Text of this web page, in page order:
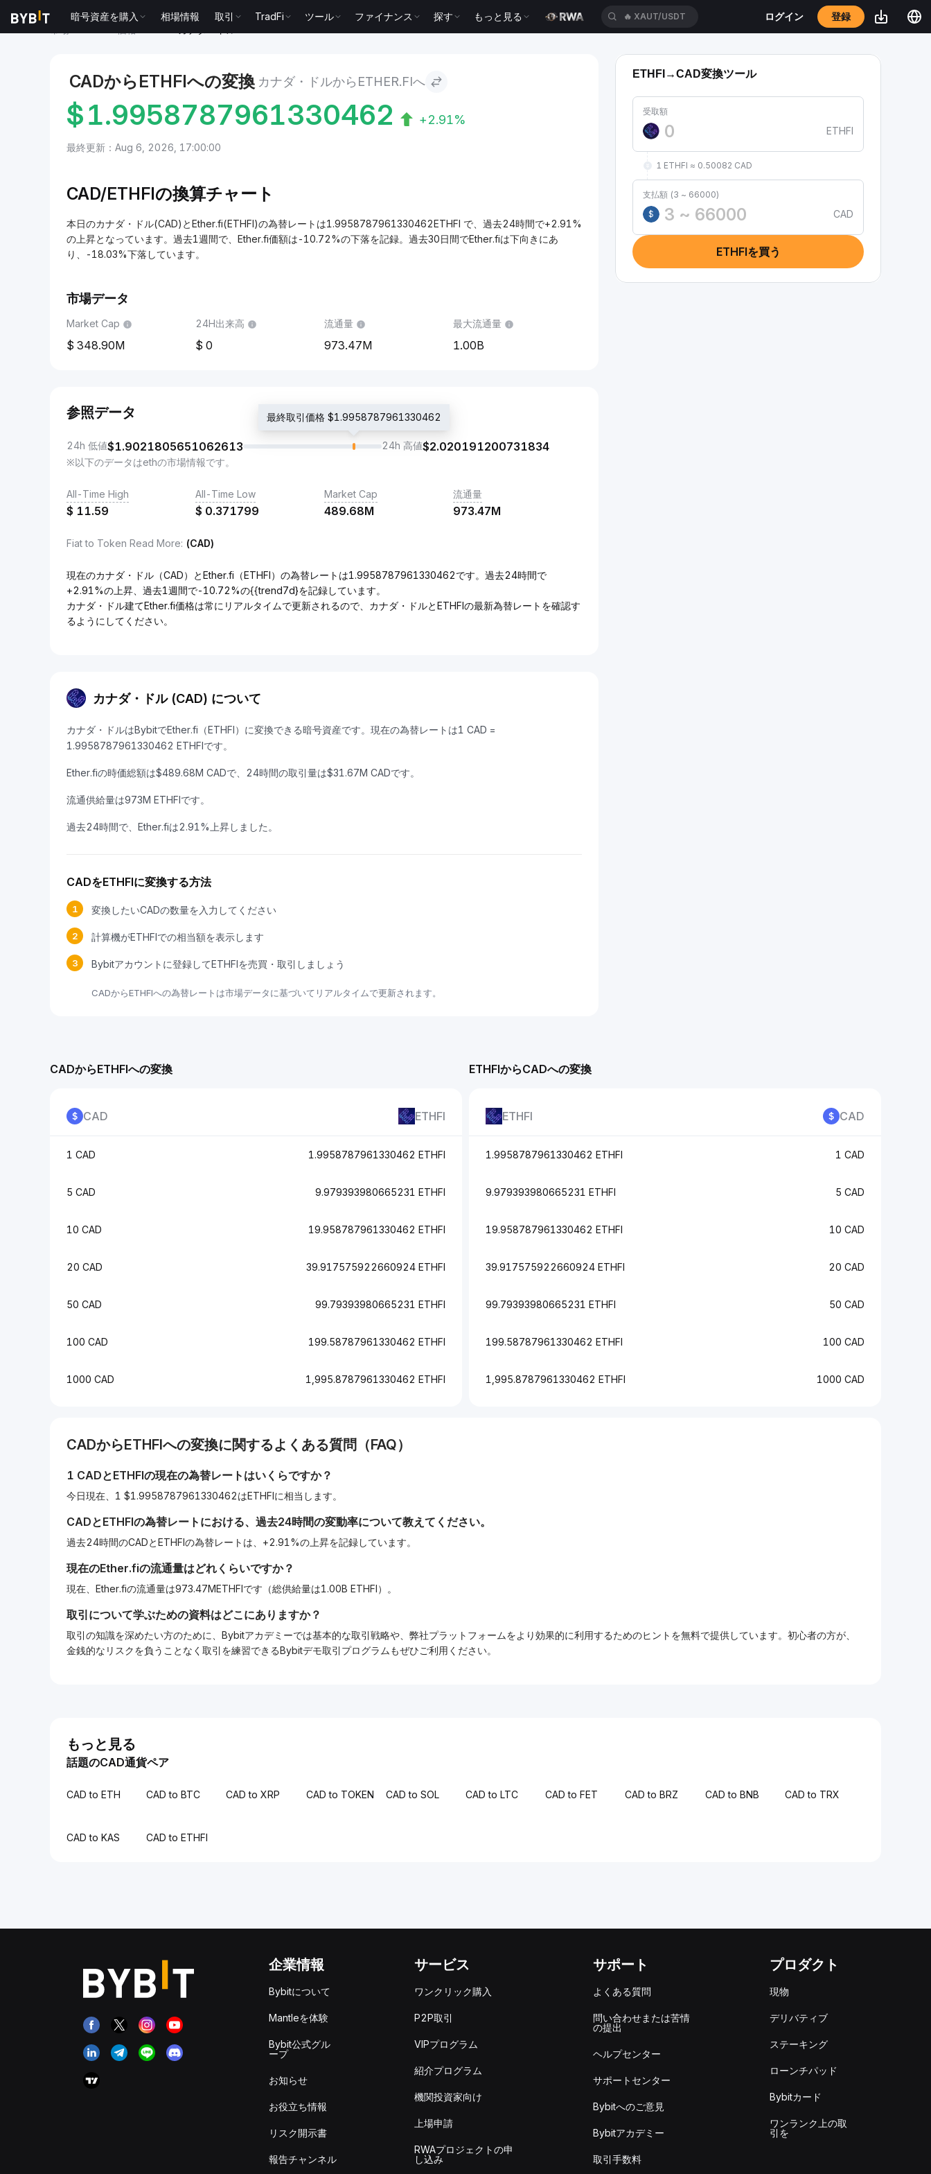
暗号資産を購入 相場情報 取引 TradFi ツール ファイナンス 探す もっと見る 🔥 XAUT/USDT ログイン 登録
CADからETHFIへの変換 カナダ・ドルからETHER.FIへ
$1.9958787961330462 +2.91%
最終更新：Aug 6, 2026, 17:00:00
CAD/ETHFIの換算チャート
本日のカナダ・ドル(CAD)とEther.fi(ETHFI)の為替レートは1.9958787961330462ETHFI で、過去24時間で+2.91%
の上昇となっています。過去1週間で、Ether.fi価額は-10.72%の下落を記録。過去30日間でEther.fiは下向きにあ
り、-18.03%下落しています。
市場データ
Market Cap
348.90M
24H出来高
0
流通量
973.47M
最大流通量
1.00B
参照データ
24h 低値$1.9021805651062613
最終取引価格 $1.9958787961330462
24h 高値$2.020191200731834
※以下のデータはethの市場情報です。
All-Time High
$ 11.59
All-Time Low
$ 0.371799
Market Cap
489.68M
流通量
973.47M
Fiat to Token Read More: (CAD)
現在のカナダ・ドル（CAD）とEther.fi（ETHFI）の為替レートは1.9958787961330462です。過去24時間で
+2.91%の上昇、過去1週間で-10.72%の{{trend7d}を記録しています。
カナダ・ドル建てEther.fi価格は常にリアルタイムで更新されるので、カナダ・ドルとETHFIの最新為替レートを確認す
るようにしてください。
カナダ・ドル (CAD) について
カナダ・ドルはBybitでEther.fi（ETHFI）に変換できる暗号資産です。現在の為替レートは1 CAD =
1.9958787961330462 ETHFIです。
Ether.fiの時価総額は$489.68M CADで、24時間の取引量は$31.67M CADです。
流通供給量は973M ETHFIです。
過去24時間で、Ether.fiは2.91%上昇しました。
CADをETHFIに変換する方法
1 変換したいCADの数量を入力してください
2 計算機がETHFIでの相当額を表示します
3 Bybitアカウントに登録してETHFIを売買・取引しましょう
CADからETHFIへの為替レートは市場データに基づいてリアルタイムで更新されます。
ETHFI→CAD変換ツール
受取額
ETHFI
1 ETHFI ≈ 0.50082 CAD
支払額 (3 ~ 66000)
$
CAD
ETHFIを買う
ETHFIからCADへの変換
ETHFI CAD
1.9958787961330462 ETHFI 1 CAD
9.979393980665231 ETHFI 5 CAD
19.958787961330462 ETHFI 10 CAD
39.917575922660924 ETHFI 20 CAD
99.79393980665231 ETHFI 50 CAD
199.58787961330462 ETHFI 100 CAD
1,995.8787961330462 ETHFI 1000 CAD
CADからETHFIへの変換
CAD ETHFI
1 CAD 1.9958787961330462 ETHFI
5 CAD 9.979393980665231 ETHFI
10 CAD 19.958787961330462 ETHFI
20 CAD 39.917575922660924 ETHFI
50 CAD 99.79393980665231 ETHFI
100 CAD 199.58787961330462 ETHFI
1000 CAD 1,995.8787961330462 ETHFI
CADからETHFIへの変換に関するよくある質問（FAQ）
1 CADとETHFIの現在の為替レートはいくらですか？
今日現在、1 $1.9958787961330462はETHFIに相当します。
CADとETHFIの為替レートにおける、過去24時間の変動率について教えてください。
過去24時間のCADとETHFIの為替レートは、+2.91%の上昇を記録しています。
現在のEther.fiの流通量はどれくらいですか？
現在、Ether.fiの流通量は973.47METHFIです（総供給量は1.00B ETHFI）。
取引について学ぶための資料はどこにありますか？
取引の知識を深めたい方のために、Bybitアカデミーでは基本的な取引戦略や、弊社プラットフォームをより効果的に利用するためのヒントを無料で提供しています。初心者の方が、
金銭的なリスクを負うことなく取引を練習できるBybitデモ取引プログラムもぜひご利用ください。
もっと見る
話題のCAD通貨ペア
CAD to ETH CAD to BTC CAD to XRP CAD to TOKEN CAD to SOL CAD to LTC CAD to FET CAD to BRZ CAD to BNB CAD to TRX
CAD to KAS CAD to ETHFI
企業情報
Bybitについて
Mantleを体験
Bybit公式グル
ープ
お知らせ
お役立ち情報
リスク開示書
報告チャンネル
サービス
ワンクリック購入
P2P取引
VIPプログラム
紹介プログラム
機関投資家向け
上場申請
RWAプロジェクトの申
し込み
サポート
よくある質問
問い合わせまたは苦情
の提出
ヘルプセンター
サポートセンター
Bybitへのご意見
Bybitアカデミー
取引手数料
プロダクト
現物
デリバティブ
ステーキング
ローンチパッド
Bybitカード
ワンランク上の取
引を